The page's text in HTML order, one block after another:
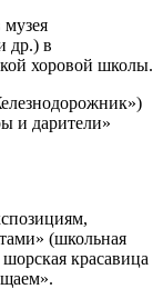
др.) в
хоровой школы.
и дарители»
(школьная
красавица